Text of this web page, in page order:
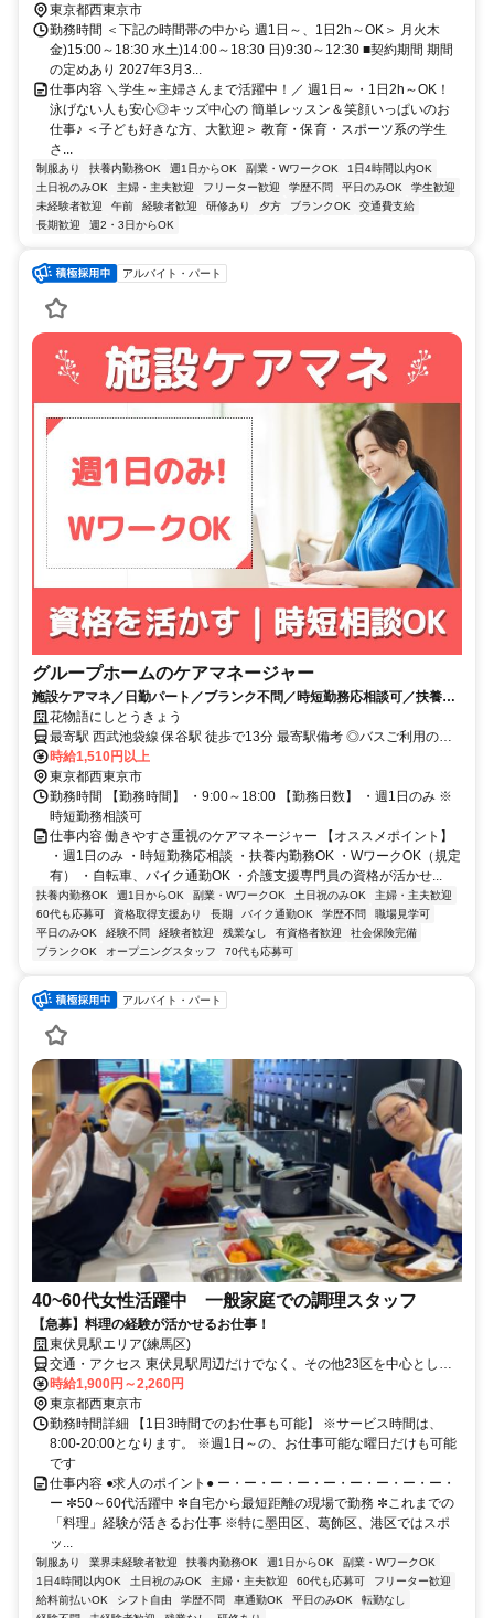
東京都西東京市
勤務時間 ＜下記の時間帯の中から 週1日～、1日2h～OK＞ 月火木
金)15:00～18:30 水土)14:00～18:30 日)9:30～12:30 ■契約期間 期間
の定めあり 2027年3月3...
仕事内容 ＼学生～主婦さんまで活躍中！／ 週1日～・1日2h～OK！
泳げない人も安心◎キッズ中心の 簡単レッスン＆笑顔いっぱいのお
仕事♪ ＜子ども好きな方、大歓迎＞ 教育・保育・スポーツ系の学生
さ...
制服あり 扶養内勤務OK 週1日からOK 副業・WワークOK
1日4時間以内OK
土日祝のみOK
主婦・主夫歓迎 フリーター歓迎 学歴不問 平日のみOK
学生歓迎
未経験者歓迎
午前 経験者歓迎 研修あり 夕方 ブランクOK
交通費支給
長期歓迎
週2・3日からOK
アルバイト・パート
グループホームのケアマネージャー
施設ケアマネ／日勤パート／ブランク不問／時短勤務応相談可／扶養内
OK花物語にしとうきょう
最寄駅 西武池袋線 保谷駅 徒歩で13分 最寄駅備考 ◎バスご利用の場
合 西武新宿線 田無駅・西武バス （田４１）「天神山」行 →「文理台
公園」下車徒歩3分 西武池袋線 ひばりヶ丘駅・コミュニティバスはな
バス 第2ルート →｢中町交差点北｣下車すぐ
時給1,510円以上
東京都西東京市
勤務時間 【勤務時間】 ・9:00～18:00 【勤務日数】 ・週1日のみ ※
時短勤務相談可
仕事内容 働きやすさ重視のケアマネージャー 【オススメポイント】
・週1日のみ ・時短勤務応相談 ・扶養内勤務OK ・WワークOK（規定
有） ・自転車、バイク通勤OK ・介護支援専門員の資格が活かせ...
扶養内勤務OK 週1日からOK 副業・WワークOK 土日祝のみOK
主婦・主夫歓迎
60代も応募可
資格取得支援あり 長期 バイク通勤OK 学歴不問
職場見学可
平日のみOK
経験不問 経験者歓迎 残業なし 有資格者歓迎
社会保険完備
ブランクOK
オープニングスタッフ 70代も応募可
アルバイト・パート
40~60代女性活躍中 一般家庭での調理スタッフ
【急募】料理の経験が活かせるお仕事！
東伏見駅エリア(練馬区)
交通・アクセス 東伏見駅周辺だけでなく、その他23区を中心とした
お客様宅でもお仕事いただけます
時給1,900円～2,260円
東京都西東京市
勤務時間詳細 【1日3時間でのお仕事も可能】 ※サービス時間は、
8:00-20:00となります。 ※週1日～の、お仕事可能な曜日だけも可能
です
仕事内容 ●求人のポイント● ー・ー・ー・ー・ー・ー・ー・ー・ー・
ー ✼50～60代活躍中 ✼自宅から最短距離の現場で勤務 ✼これまでの
「料理」経験が活きるお仕事 ※特に墨田区、葛飾区、港区ではスポ
ッ...
制服あり 業界未経験者歓迎 扶養内勤務OK 週1日からOK
副業・WワークOK
1日4時間以内OK
土日祝のみOK 主婦・主夫歓迎 60代も応募可
フリーター歓迎
給料前払いOK
シフト自由 学歴不問 車通勤OK 平日のみOK
転勤なし